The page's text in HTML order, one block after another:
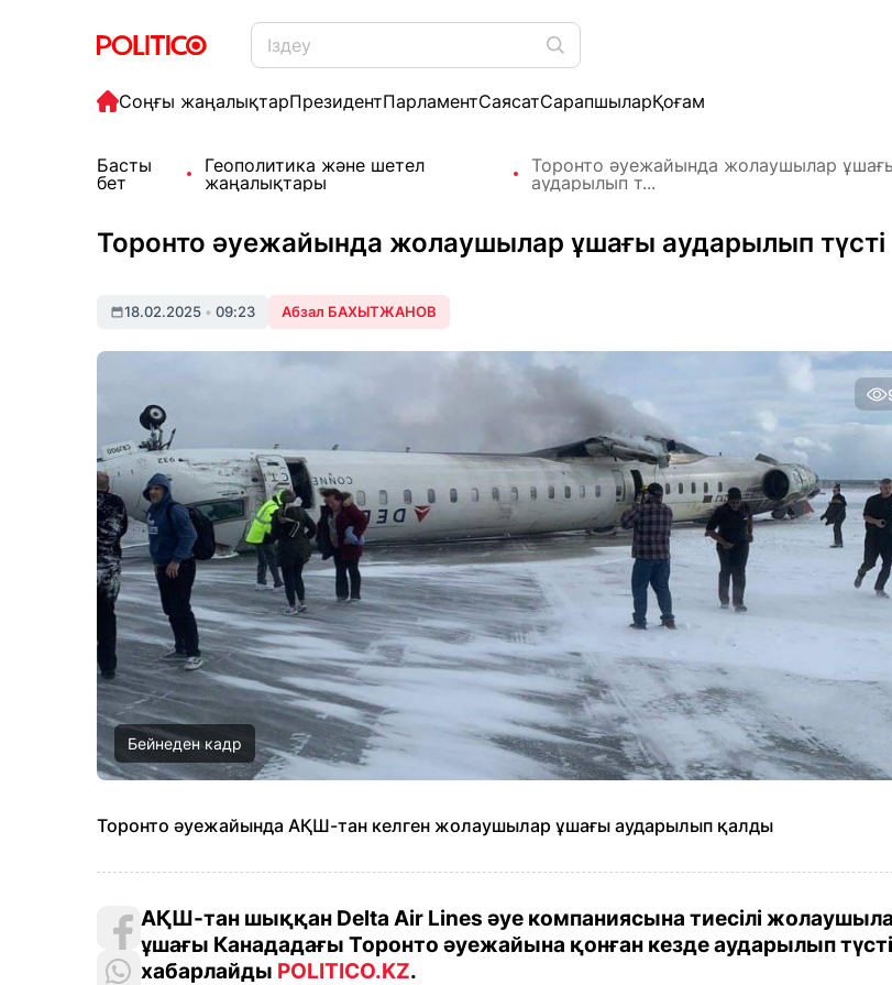
Соңғы жаңалықтарПрезидентПарламентСаясатСарапшыларҚоғам
Басты
бет
Геополитика және шетел
жаңалықтары
Торонто әуежайында жолаушылар
аударылып т...
Торонто әуежайында жолаушылар ұшағы аударылып түсті
18.02.2025 • 09:23 Абзал БАХЫТЖАНОВ
Бейнеден кадр
Торонто әуежайында АҚШ-тан келген жолаушылар ұшағы аударылып қалды
АҚШ-тан шыққан Delta Air Lines әуе компаниясына тиесілі
ұшағы Канададағы Торонто әуежайына қонған кезде аударылып
хабарлайды POLITICO.KZ.